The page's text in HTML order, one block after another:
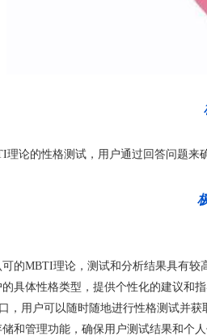
理论的性格测试，用户通过回答问题来
可的MBTI理论，测试和分析结果具有较
的具体性格类型，提供个性化的建议和
，用户可以随时随地进行性格测试并
储和管理功能，确保用户测试结果和个